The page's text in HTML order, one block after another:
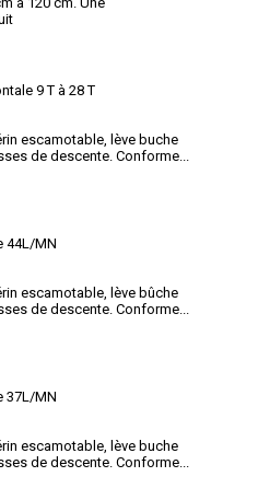
9 T à 28 T
escamotable, lève buche
de descente. Conforme...
44L/MN
escamotable, lève bûche
de descente. Conforme...
37L/MN
escamotable, lève buche
de descente. Conforme...